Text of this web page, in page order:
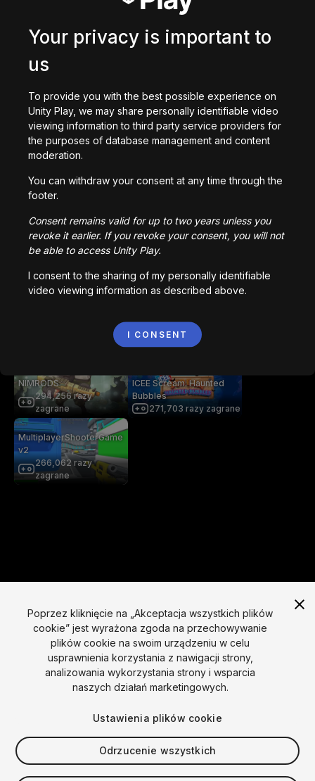
Stworzone z
Pobierz
Mogą Ci się również spodobać
Konkey Dong
getaway shootout
Station Saturn
zagrane
Bored Ape || Head Volley
zagrane
razy zagrane
像素火影
razy zagrane
NIMRODS
294,256 razy
zagrane
ICEE Scream: Haunted
Bubbles
271,703 razy zagrane
MultiplayerShooterGame
v2
266,062 razy
zagrane
Deutsch Bahasa Indonesia Italiano
Copyright © 2025 Unity Technologies
PrawnyPolityka prywatnościPliki cookies
Nie sprzedawaj moich danych osobowych
Poprzez kliknięcie na „Akceptacja wszystkich plików
cookie” jest wyrażona zgoda na przechowywanie
plików cookie na swoim urządzeniu w celu
usprawnienia korzystania z nawigacji strony,
analizowania wykorzystania strony i wsparcia
naszych działań marketingowych.
Ustawienia plików cookie
Odrzucenie wszystkich
Your privacy is important to
us
To provide you with the best possible experience on
Unity Play, we may share personally identifiable video
viewing information to third party service providers for
the purposes of database management and content
moderation.
You can withdraw your consent at any time through the
footer.
Consent remains valid for up to two years unless you
revoke it earlier. If you revoke your consent, you will not
be able to access Unity Play.
I consent to the sharing of my personally identifiable
video viewing information as described above.
I CONSENT